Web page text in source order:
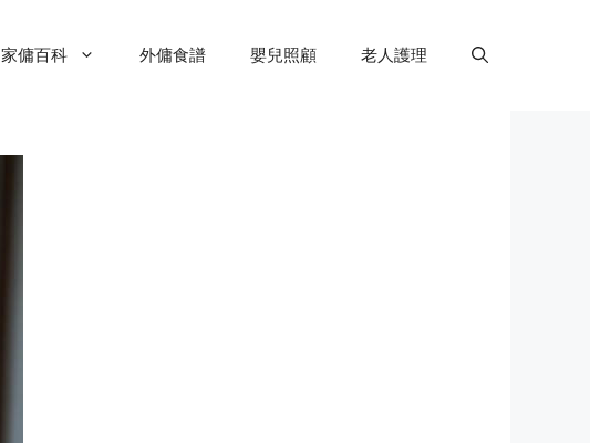
家傭百科 外傭食譜 嬰兒照顧 老人護理